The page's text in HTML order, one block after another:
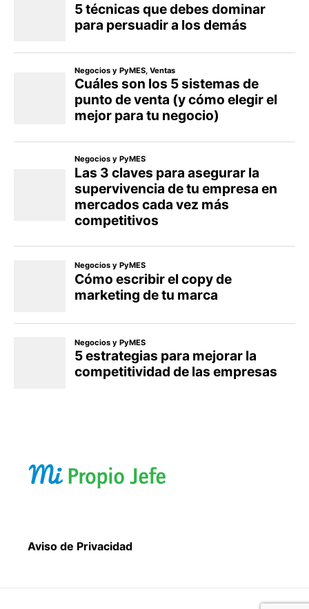
Aviso de Privacidad